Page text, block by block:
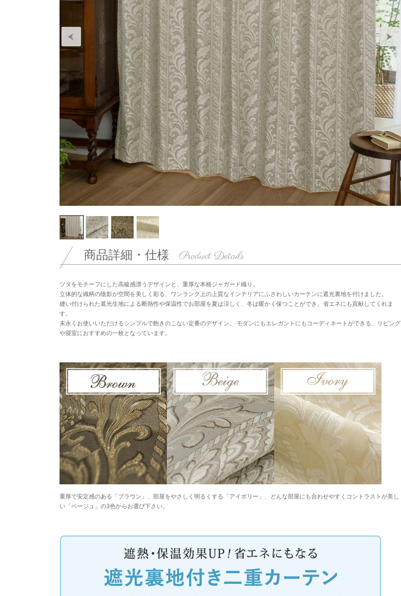
商品詳細・仕様
ツタをモチーフにした高級感漂うデザインと、重厚な本格ジャガード織り。
立体的な織柄の陰影が空間を美しく彩る、ワンランク上の上質なインテリアにふさわしいカーテンに遮光裏地を付けました。
縫い付けられた遮光生地による断熱性や保温性でお部屋を夏は涼しく、冬は暖かく保つことができ、省エネにも貢献してくれま
す。
末永くお使いいただけるシンプルで飽きのこない定番のデザイン。 モダンにもエレガントにもコーディネートができる、リビング
や寝室におすすめの一枚となっています。
重厚で安定感のある「ブラウン」、部屋をやさしく明るくする「アイボリー」、どんな部屋にも合わせやすくコントラストが美し
い「ベージュ」の3色からお選び下さい。